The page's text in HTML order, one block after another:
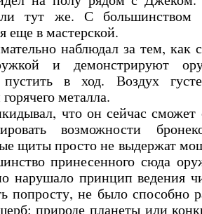
тут же. С
еще в мастерской.
наблюдал за тем, как
и демонстрируют
пустить в ход. Воздух
металла.
что он сейчас сможет
возможности
щиты просто не выдержат
принесенного сюда
нарушало принцип ведения
попросту, не было способно
природе планеты или